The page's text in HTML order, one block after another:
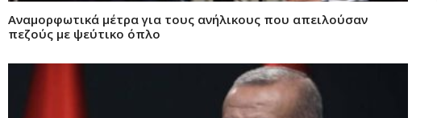
Αναμορφωτικά μέτρα για τους ανήλικους που απειλούσαν
πεζούς με ψεύτικο όπλο